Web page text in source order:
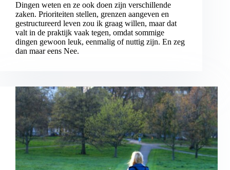
Dingen weten en ze ook doen zijn verschillende
zaken. Prioriteiten stellen, grenzen aangeven en
gestructureerd leven zou ik graag willen, maar dat
valt in de praktijk vaak tegen, omdat sommige
dingen gewoon leuk, eenmalig of nuttig zijn. En zeg
dan maar eens Nee.